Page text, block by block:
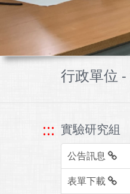
行政單位 -
::: 實驗研究組
公告訊息
表單下載